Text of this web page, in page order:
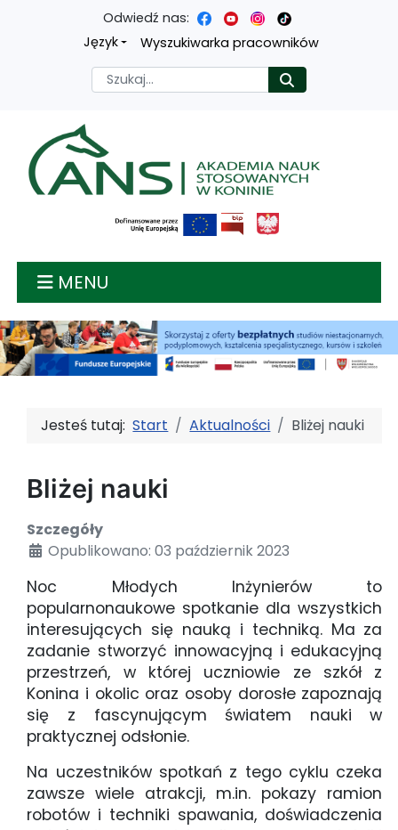
Przejdź
treści
głównej
Przejdź
menu
nawigacyjnego
Przejdź
wyszukiwarki
Przejdź
mapy
strony
Odwiedź nas:
Język
Wyszukiwarka pracowników
Szukaj
Akademia nauk
MENU
Jesteś tutaj:Start Aktualności Bliżej nauki
Bliżej nauki
Szczegóły
Opublikowano: 03 październik 2023
Noc Młodych Inżynierów to
popularnonaukowe spotkanie dla wszystkich
interesujących się nauką i techniką. Ma za
zadanie stworzyć innowacyjną i edukacyjną
przestrzeń, w której uczniowie ze szkół z
Konina i okolic oraz osoby dorosłe zapoznają
się z fascynującym światem nauki w
praktycznej odsłonie.
Na uczestników spotkań z tego cyklu czeka
zawsze wiele atrakcji, m.in. pokazy ramion
robotów i techniki spawania, doświadczenia